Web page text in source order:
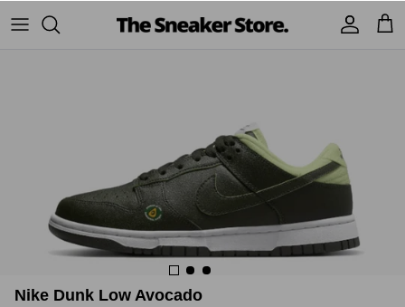
Yeezy
Jordans
BAPE - A Bathing Ape
TSS Collection
Accessories Sneaker boks
Nike Dunk Low Avocado